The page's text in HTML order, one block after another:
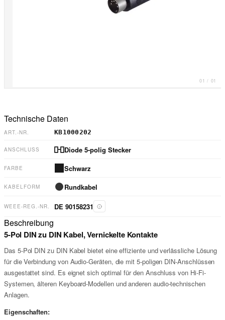
01 / 01
Technische Daten
ART.-NR. KB1000202
ANSCHLUSS Diode 5-polig Stecker
FARBE Schwarz
KABELFORM Rundkabel
WEEE-REG.-NR. DE 90158231
Beschreibung
5-Pol DIN zu DIN Kabel, Vernickelte Kontakte
Das 5-Pol DIN zu DIN Kabel bietet eine effiziente und verlässliche Lösung
für die Verbindung von Audio-Geräten, die mit 5-poligen DIN-Anschlüssen
ausgestattet sind. Es eignet sich optimal für den Anschluss von Hi-Fi-
Systemen, älteren Keyboard-Modellen und anderen audio-technischen
Anlagen.
Eigenschaften: